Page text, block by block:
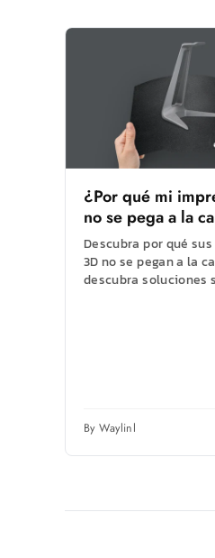
¿Por qué mi
no se pega a la
Descubra por qué
3D no se pegan a la
descubra soluciones
By Waylinl